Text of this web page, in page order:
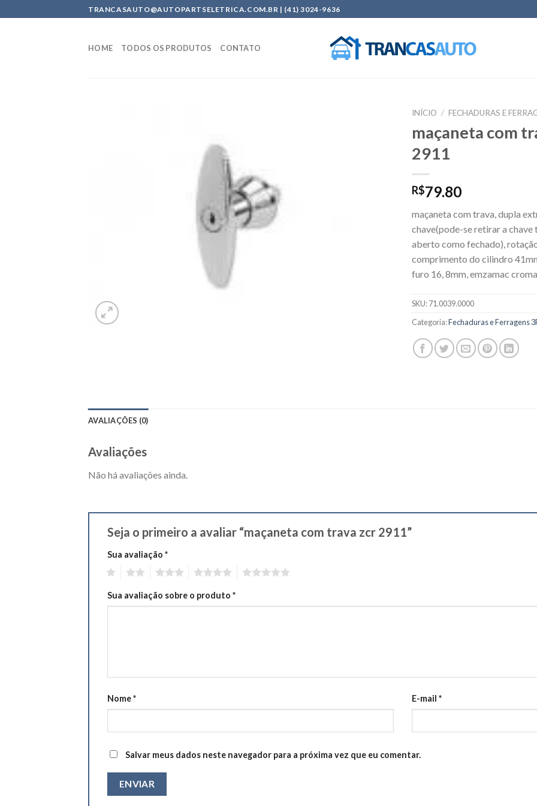
to
TRANCASAUTO@AUTOPARTSELETRICA.COM.BR | (41) 3024-9636
HOME TODOS OS PRODUTOS CONTATO
INÍCIO / FECHADURAS E
maçaneta com
2911
R$79.80
maçaneta com trava, dupla
chave(pode-se retirar a chave
aberto como fechado),
comprimento do cilindro
furo 16, 8mm, emzamac
SKU:71.0039.0000
Categoria:Fechaduras e Ferragens
AVALIAÇÕES (0)
Avaliações
Não há avaliações ainda.
Seja o primeiro a avaliar “maçaneta com trava zcr 2911”
Sua avaliação *
Sua avaliação sobre o produto *
Nome* E-mail *
Salvar meus dados neste navegador para a próxima vez que eu comentar.